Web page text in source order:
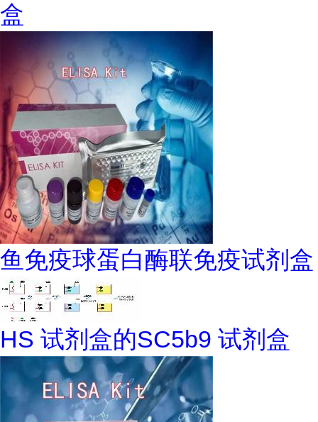
盒
鱼免疫球蛋白酶联免疫试剂盒
HS 试剂盒的SC5b9 试剂盒